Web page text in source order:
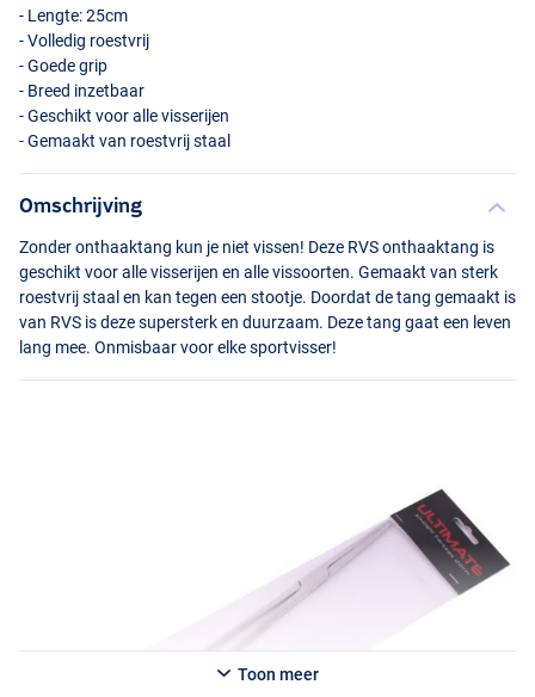
- Lengte: 25cm
- Volledig roestvrij
- Goede grip
- Breed inzetbaar
- Geschikt voor alle visserijen
- Gemaakt van roestvrij staal
Omschrijving
Zonder onthaaktang kun je niet vissen! Deze RVSonthaaktang is
geschikt voor alle visserijen en alle vissoorten. Gemaakt van sterk
roestvrij staal en kan tegen een stootje. Doordat de tang gemaakt is
van RVS is deze supersterk en duurzaam. Deze tang gaat een leven
lang mee. Onmisbaar voor elke sportvisser!
Toon meer